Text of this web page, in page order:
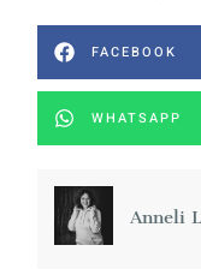
FACEBOOK
WHATSAPP
Anneli